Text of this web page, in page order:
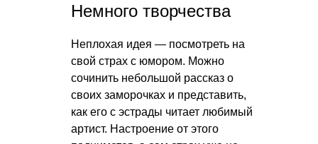
Немного творчества
Неплохая идея — посмотреть на
свой страх с юмором. Можно
сочинить небольшой рассказ о
своих заморочках и представить,
как его с эстрады читает любимый
артист. Настроение от этого